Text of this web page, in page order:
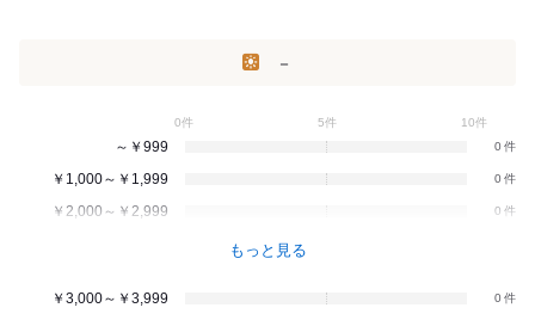
－
0件 5件 10件
～￥999 0
￥1,000～￥1,999 0
￥2,000～￥2,999 0
もっと見る
￥3,000～￥3,999 0